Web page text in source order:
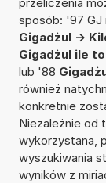
sposób: '97 GJ
Gigadżul ->
Gigadżul ile
lub '88
również
konkretnie
Niezależnie od
wykorzystana,
wyszukiwania
wyników z